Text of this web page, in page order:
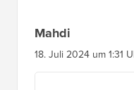
Mahdi
18. Juli 2024 um 1:31